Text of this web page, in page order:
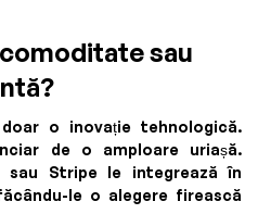
sau
o inovație tehnologică.
de o amploare uriașă.
sau Stripe le integrează în
le o alegere firească